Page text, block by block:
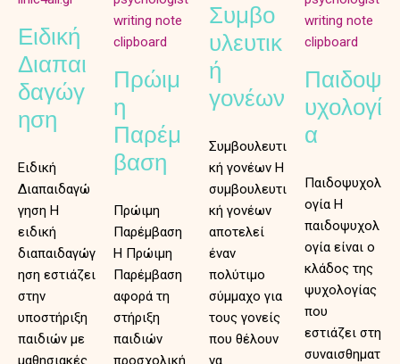
Ειδική
Διαπαι
δαγώγ
ηση
Ειδική
Διαπαιδαγώ
γηση Η
ειδική
διαπαιδαγώγ
ηση εστιάζει
στην
υποστήριξη
παιδιών με
μαθησιακές
Πρώιμ
η
Παρέμ
βαση
Πρώιμη
Παρέμβαση
Η Πρώιμη
Παρέμβαση
αφορά τη
στήριξη
παιδιών
προσχολική
Συμβο
υλευτικ
ή
γονέων
Συμβουλευτι
κή γονέων Η
συμβουλευτι
κή γονέων
αποτελεί
έναν
πολύτιμο
σύμμαχο για
τους γονείς
που θέλουν
να
Παιδοψ
υχολογί
α
Παιδοψυχολ
ογία Η
παιδοψυχολ
ογία είναι ο
κλάδος της
ψυχολογίας
που
εστιάζει στη
συναισθηματ